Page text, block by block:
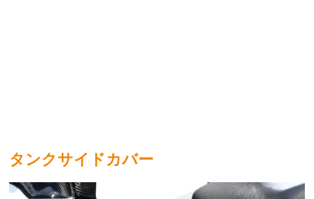
タンクサイドカバー